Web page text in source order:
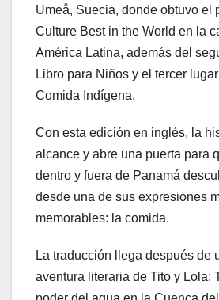
Umeå, Suecia, donde obtuvo el
Culture Best in the World en la
América Latina, además del
Libro para Niños y el tercer
Comida Indígena.
Con esta edición en inglés, la
alcance y abre una puerta para
dentro y fuera de Panamá
desde una de sus expresiones
memorables: la comida.
La traducción llega después de
aventura literaria de Tito y Lola: